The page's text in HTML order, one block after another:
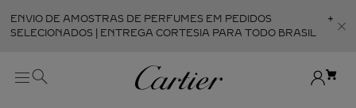
ENVIO DE AMOSTRAS DE PERFUMES EM PEDIDOS
SELECIONADOS | ENTREGA CORTESIA PARA TODO BRASIL